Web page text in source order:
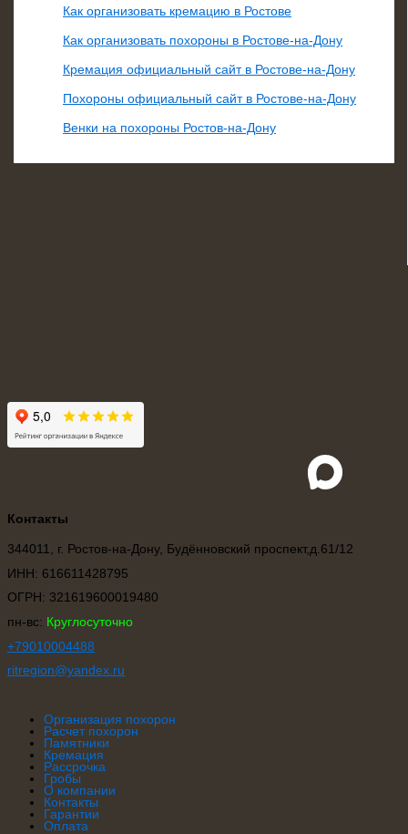
Как организовать кремацию в Ростове
Как организовать похороны в Ростове-на-Дону
Кремация официальный сайт в Ростове-на-Дону
Похороны официальный сайт в Ростове-на-Дону
Венки на похороны Ростов-на-Дону
Whatsapp
Контакты
344011, г. Ростов-на-Дону, Будённовский проспект,д.61/12
ИНН: 616611428795
ОГРН: 321619600019480
пн-вс: Круглосуточно
+79010004488
ritregion@yandex.ru
Организация похорон
Расчет похорон
Памятники
Кремация
Рассрочка
Гробы
О компании
Контакты
Гарантии
Оплата